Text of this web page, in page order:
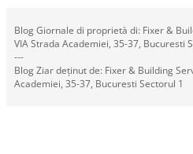
Blog Giornale di proprietà di: Fixer &
VIA Strada Academiei, 35-37, Bucuresti
---
Blog Ziar deținut de: Fixer & Building
Academiei, 35-37, Bucuresti Sectorul 1